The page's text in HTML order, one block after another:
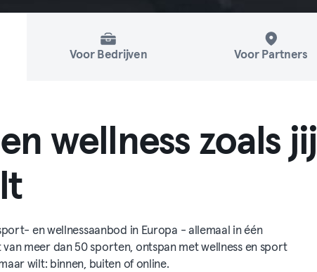
Voor Bedrijven Voor Partners
wellness zoals jij
en wellnessaanbod in Europa - allemaal in één
meer dan 50 sporten, ontspan met wellness en sport
wilt: binnen, buiten of online.